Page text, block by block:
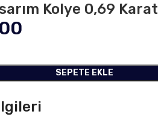
Kolye 0,69 Karat
SEPETE EKLE